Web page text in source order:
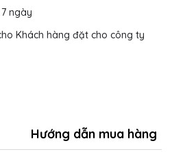
ngày
Khách hàng đặt cho công ty
Hướng dẫn mua hàng